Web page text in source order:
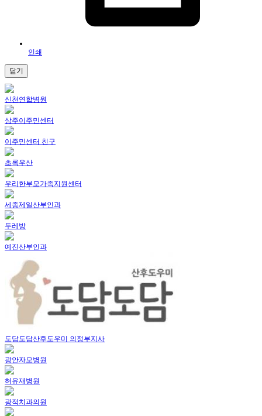
인쇄
닫기
신천연합병원
상주이주민센터
이주민센터 친구
초록우산
우리한부모가족지원센터
세종제일산부인과
두레방
예진산부인과
도담도담산후도우미 의정부지사
광안자모병원
허유재병원
광적치과의원